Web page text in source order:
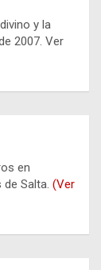
y la
2007. Ver
en
Salta. (Ver